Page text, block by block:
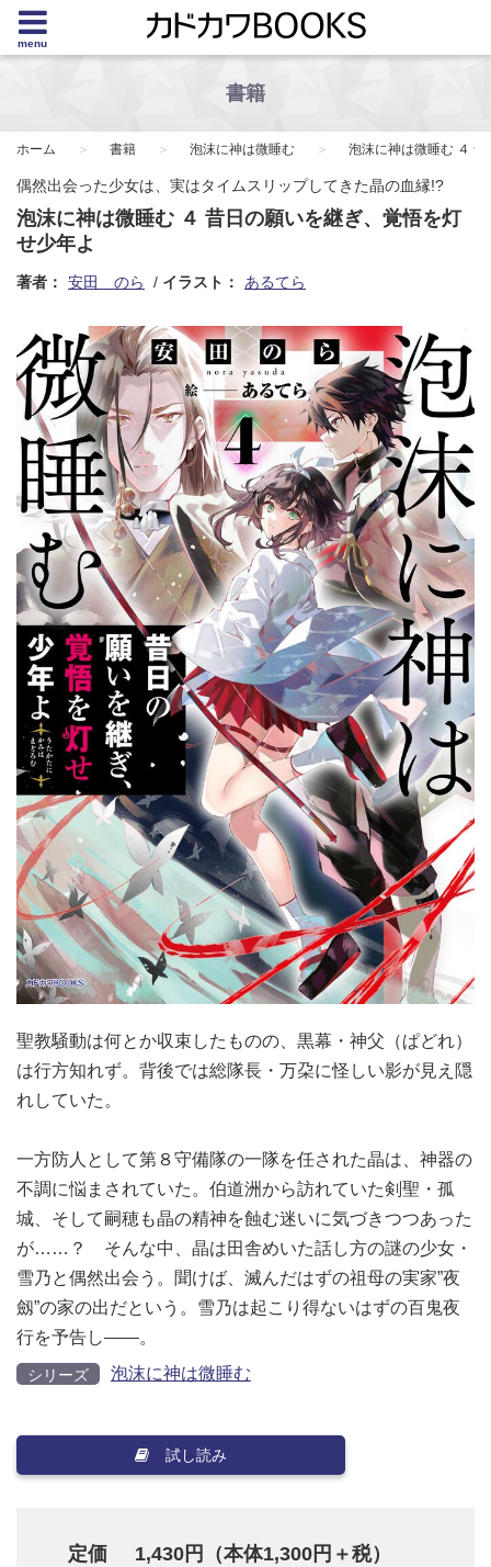
menu
書籍
ホーム 書籍 泡沫に神は微睡む 泡沫に神は微睡む ４
偶然出会った少女は、実はタイムスリップしてきた晶の血縁!?
泡沫に神は微睡む ４ 昔日の願いを継ぎ、覚悟を灯
せ少年よ
著者： 安田 のら イラスト： あるてら
聖教騒動は何とか収束したものの、黒幕・神父（ぱどれ）
は行方知れず。背後では総隊長・万朶に怪しい影が見え隠
れしていた。
一方防人として第８守備隊の一隊を任された晶は、神器の
不調に悩まされていた。伯道洲から訪れていた剣聖・孤
城、そして嗣穂も晶の精神を蝕む迷いに気づきつつあった
が……？ そんな中、晶は田舎めいた話し方の謎の少女・
雪乃と偶然出会う。聞けば、滅んだはずの祖母の実家”夜
劔”の家の出だという。雪乃は起こり得ないはずの百鬼夜
行を予告し――。
シリーズ 泡沫に神は微睡む
試し読み
定価 1,430円（本体1,300円＋税）